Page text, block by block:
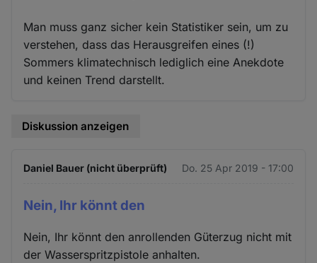
Man muss ganz sicher kein Statistiker sein, um zu
verstehen, dass das Herausgreifen eines (!)
Sommers klimatechnisch lediglich eine Anekdote
und keinen Trend darstellt.
Diskussion anzeigen
Daniel Bauer (nicht überprüft) Do. 25 Apr 2019 - 17:00
Nein, Ihr könnt den
Nein, Ihr könnt den anrollenden Güterzug nicht mit
der Wasserspritzpistole anhalten.